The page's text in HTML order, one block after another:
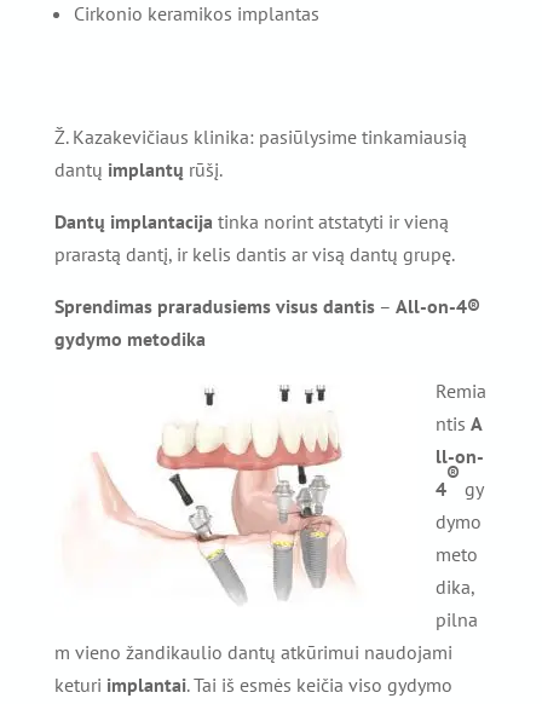
Cirkonio keramikos implantas
Ž. Kazakevičiaus klinika: pasiūlysime tinkamiausią
dantų implantų rūšį.
Dantų implantacijatinka norint atstatyti ir vieną
prarastą dantį, ir kelis dantis ar visą dantų grupę.
Sprendimas praradusiems visus dantis– All-on-4®
gydymo metodika
Remia
ntis A
ll-on-
4
®
gy
dymo
meto
dika,
pilna
m vieno žandikaulio dantų atkūrimui naudojami
keturi implantai. Tai iš esmės keičia viso gydymo